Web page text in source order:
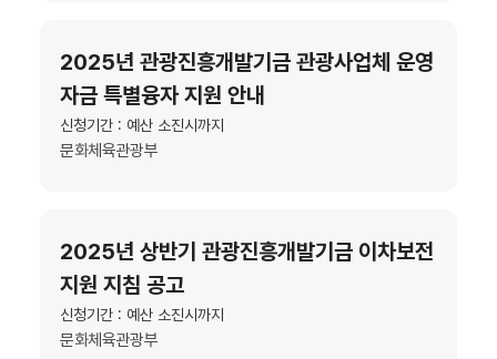
2025년 관광진흥개발기금 관광사업체 운영
자금 특별융자 지원 안내
신청기간 : 예산 소진시까지
문화체육관광부
2025년 상반기 관광진흥개발기금 이차보전
지원 지침 공고
신청기간 : 예산 소진시까지
문화체육관광부